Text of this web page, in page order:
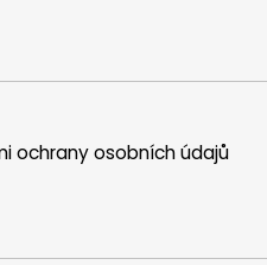
ochrany osobních údajů